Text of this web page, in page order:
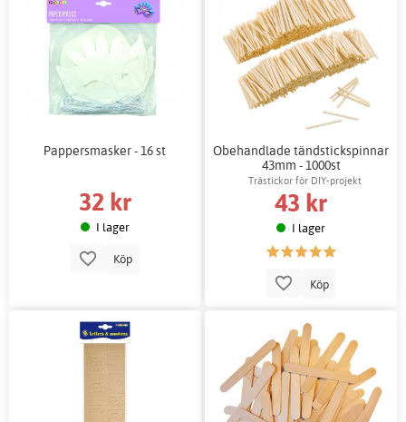
Pappersmasker - 16 st
32 kr
I lager
Köp
Obehandlade tändstickspinnar
43mm - 1000st
Trästickor för DIY-projekt
43 kr
I lager
Köp